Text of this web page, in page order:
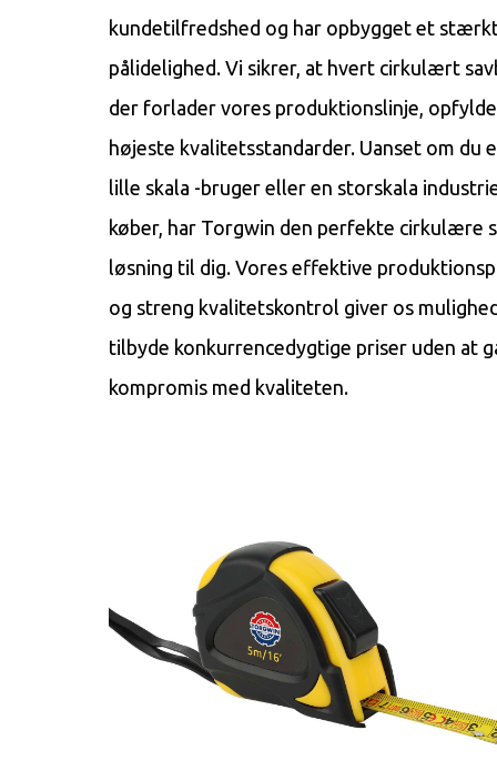
kundetilfredshed og har opbygget et
pålidelighed. Vi sikrer, at hvert cirkulært
der forlader vores produktionslinje,
højeste kvalitetsstandarder. Uanset om du
lille skala -bruger eller en storskala
køber, har Torgwin den perfekte cirkulære
løsning til dig. Vores effektive
og streng kvalitetskontrol giver os
tilbyde konkurrencedygtige priser uden at
kompromis med kvaliteten.